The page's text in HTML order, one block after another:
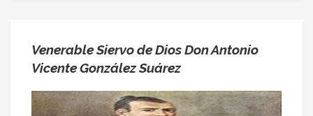
Venerable Siervo de Dios Don Antonio
Vicente González Suárez